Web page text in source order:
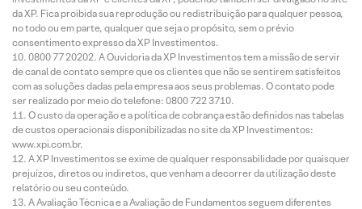
da XP. Fica proibida sua reprodução ou redistribuição para qualquer pessoa,
no todo ou em parte, qualquer que seja o propósito, sem o prévio
consentimento expresso da XP Investimentos.
0800 77 20202. A Ouvidoria da XP Investimentos tem a missão de servir
de canal de contato sempre que os clientes que não se sentirem satisfeitos
com as soluções dadas pela empresa aos seus problemas. O contato pode
ser realizado por meio do telefone: 0800 722 3710.
O custo da operação e a política de cobrança estão definidos nas tabelas
de custos operacionais disponibilizadas no site da XP Investimentos:
www.xpi.com.br.
A XP Investimentos se exime de qualquer responsabilidade por quaisquer
prejuízos, diretos ou indiretos, que venham a decorrer da utilização deste
relatório ou seu conteúdo.
A Avaliação Técnica e a Avaliação de Fundamentos seguem diferentes